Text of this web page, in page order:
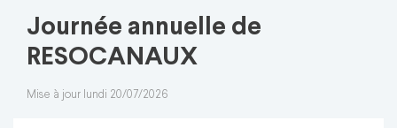
Journée annuelle de
RESOCANAUX
Mise à jour lundi 20/07/2026